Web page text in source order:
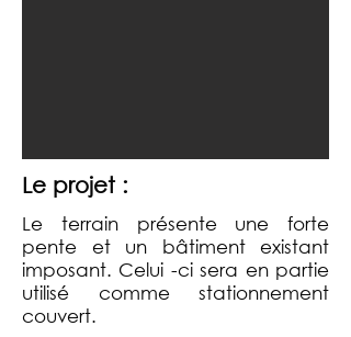
Le projet :
Le terrain présente une forte
pente et un bâtiment existant
imposant. Celui -ci sera en partie
utilisé comme stationnement
couvert.